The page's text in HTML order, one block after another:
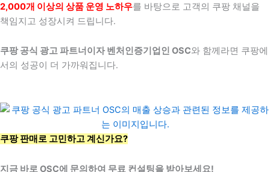
2,000개 이상의 상품 운영 노하우를 바탕으로 고객의 쿠팡 채널을
책임지고 성장시켜 드립니다.
쿠팡 공식 광고 파트너이자 벤처인증기업인 OSC와 함께라면 쿠팡에
서의 성공이 더 가까워집니다.
쿠팡 판매로 고민하고 계신가요?
지금 바로 OSC에 문의하여 무료 컨설팅을 받아보세요!